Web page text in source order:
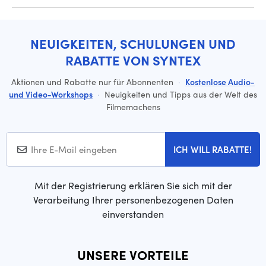
NEUIGKEITEN, SCHULUNGEN UND
RABATTE VON SYNTEX
Aktionen und Rabatte nur für Abonnenten · Kostenlose Audio-
und Video-Workshops · Neuigkeiten und Tipps aus der Welt des
Filmemachens
ICH WILL RABATTE!
Mit der Registrierung erklären Sie sich mit der
Verarbeitung Ihrer personenbezogenen Daten
einverstanden
UNSERE VORTEILE